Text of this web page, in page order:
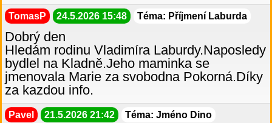
TomasP 24.5.2026 15:48 Téma: Příjmení Laburda
Dobrý den
Hledám rodinu Vladimíra Laburdy.Naposledy
bydlel na Kladně.Jeho maminka se
jmenovala Marie za svobodna Pokorná.Díky
za kazdou info.
Pavel 21.5.2026 21:42 Téma: Jméno Dino